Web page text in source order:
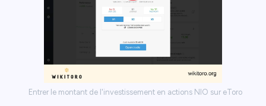
Entrer le montant de l'investissement en actions NIO sur eToro